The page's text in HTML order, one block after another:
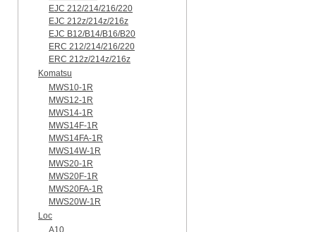
EJC 212/214/216/220
EJC 212z/214z/216z
EJC B12/B14/B16/B20
ERC 212/214/216/220
ERC 212z/214z/216z
Komatsu
MWS10-1R
MWS12-1R
MWS14-1R
MWS14F-1R
MWS14FA-1R
MWS14W-1R
MWS20-1R
MWS20F-1R
MWS20FA-1R
MWS20W-1R
Loc